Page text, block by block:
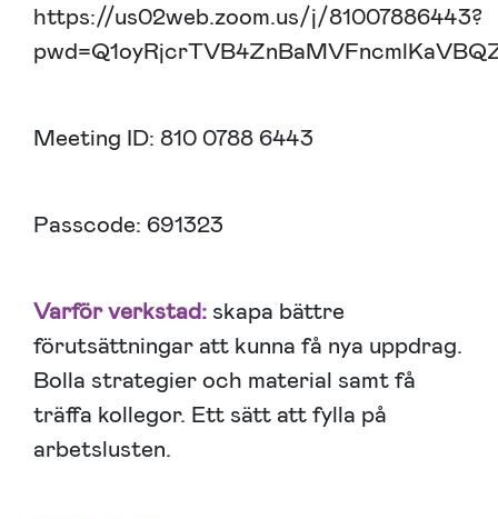
https://us02web.zoom.us/j/81007886443?
Meeting ID: 810 0788 6443
Passcode: 691323
Varför verkstad:skapa bättre
förutsättningar att kunna få nya uppdrag.
Bolla strategier och material samt få
träffa kollegor. Ett sätt att fylla på
arbetslusten.